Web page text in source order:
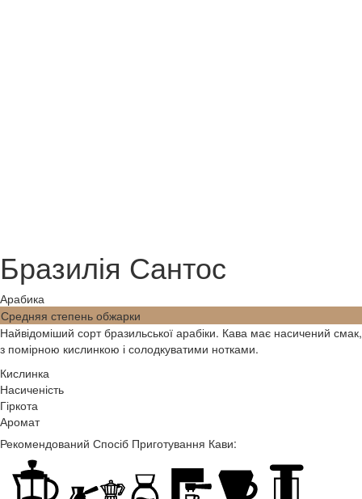
Бразилія Сантос
Арабика
Средняя степень обжарки
Найвідоміший сорт бразильської арабіки. Кава має насичений смак,
з помірною кислинкою і солодкуватими нотками.
Кислинка
Насиченість
Гіркота
Аромат
Рекомендований Спосіб Приготування Кави: